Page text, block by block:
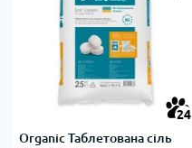
24
Organic Таблетована сіль